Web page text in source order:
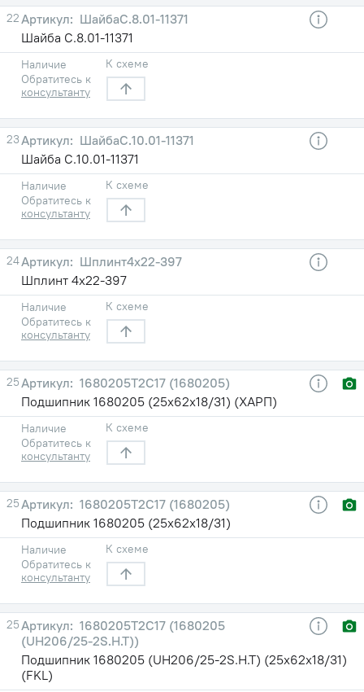
22
ШайбаС.8.01-11371
Шайба С.8.01-11371
Наличие
Обратитесь к
консультанту
К схеме
23
ШайбаС.10.01-11371
Шайба С.10.01-11371
Наличие
Обратитесь к
консультанту
К схеме
24
Шплинт4х22-397
Шплинт 4х22-397
Наличие
Обратитесь к
консультанту
К схеме
25
1680205Т2С17 (1680205)
Подшипник 1680205 (25х62х18/31) (ХАРП)
Наличие
Обратитесь к
консультанту
К схеме
25
1680205Т2С17 (1680205)
Подшипник 1680205 (25х62х18/31)
Наличие
Обратитесь к
консультанту
К схеме
25
1680205Т2С17 (1680205
(UH206/25-2S.H.T))
Подшипник 1680205 (UH206/25-2S.H.T) (25х62х18/31)
(FKL)